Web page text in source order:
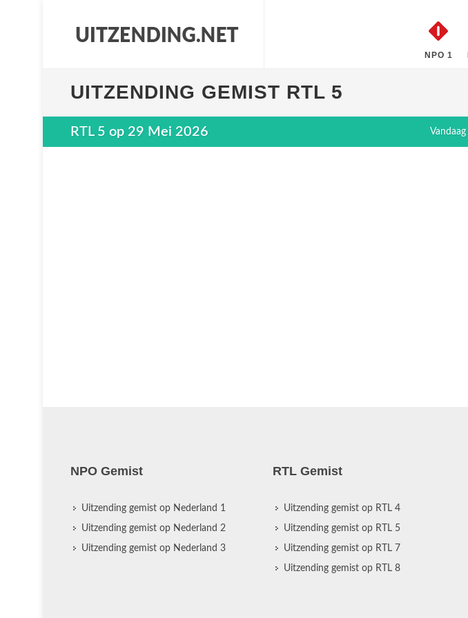
NPO 1
UITZENDING GEMIST RTL 5
RTL 5 op 29 Mei 2026 Vandaag
NPO Gemist
Uitzending gemist op Nederland 1
Uitzending gemist op Nederland 2
Uitzending gemist op Nederland 3
RTL Gemist
Uitzending gemist op RTL 4
Uitzending gemist op RTL 5
Uitzending gemist op RTL 7
Uitzending gemist op RTL 8